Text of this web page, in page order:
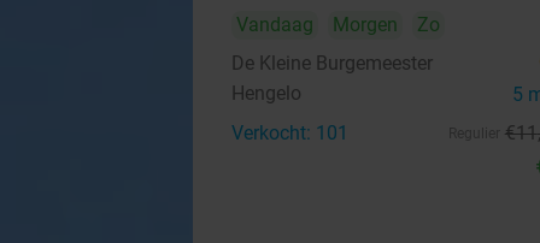
Vandaag Morgen
Zo
De Kleine Burgemeester
Hengelo 5
Verkocht: 101 €11